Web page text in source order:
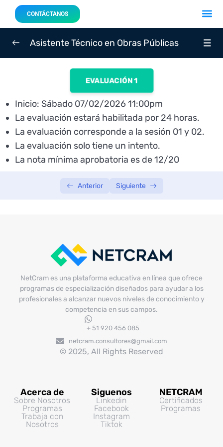
CONTÁCTANOS
Sesión 01: Viernes 06/02/2026 – 7:00 p.m.
Sesión 02: Sábado 07/02/2026 – 7:00
02:09:50
Evaluación 01: Sábado 07/02/2026 – INICIA: 11:00
p.m.
Asistente Técnico en Obras Públicas
EVALUACIÓN 1
Inicio: Sábado 07/02/2026 11:00pm
La evaluación estará habilitada por 24 horas.
La evaluación corresponde a la sesión 01 y 02.
La evaluación solo tiene un intento.
La nota mínima aprobatoria es de 12/20
Anterior Siguiente
NetCram es una plataforma educativa en línea que ofrece
programas de especialización diseñados para ayudar a los
profesionales a alcanzar nuevos niveles de conocimiento y
competencia en sus campos.
+ 51 920 456 085
netcram.consultores@gmail.com
© 2025, All Rights Reserved
Acerca de
Sobre Nosotros
Programas
Trabaja con
Nosotros
Siguenos
Linkedin
Facebook
Instagram
Tiktok
NETCRAM
Certificados
Programas